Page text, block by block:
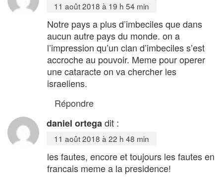
11 août 2018 à 19 h 54 min
Notre pays a plus d’imbeciles que dans
aucun autre pays du monde. on a
l’impression qu’un clan d’imbeciles s’est
accroche au pouvoir. Meme pour operer
une cataracte on va chercher les
israeliens.
Répondre
daniel ortegadit :
11 août 2018 à 22 h 48 min
les fautes, encore et toujours les fautes en
francais meme a la presidence!